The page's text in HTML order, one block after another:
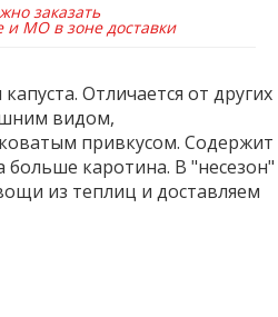
заказать
и МО в зоне доставки
Отличается от других
видом,
привкусом. Содержит
больше каротина. В "несезон"
из теплиц и доставляем